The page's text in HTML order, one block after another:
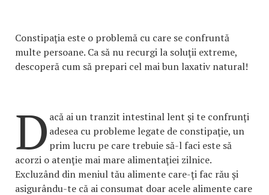
Constipaţia este o problemă cu care se confruntă
multe persoane. Ca să nu recurgi la soluţii extreme,
descoperă cum să prepari cel mai bun laxativ natural!
D acă ai un tranzit intestinal lent şi te confrunţi
adesea cu probleme legate de constipaţie, un
prim lucru pe care trebuie să-l faci este să
acorzi o atenţie mai mare alimentaţiei zilnice.
Excluzând din meniul tău alimente care-ţi fac rău şi
asigurându-te că ai consumat doar acele alimente care